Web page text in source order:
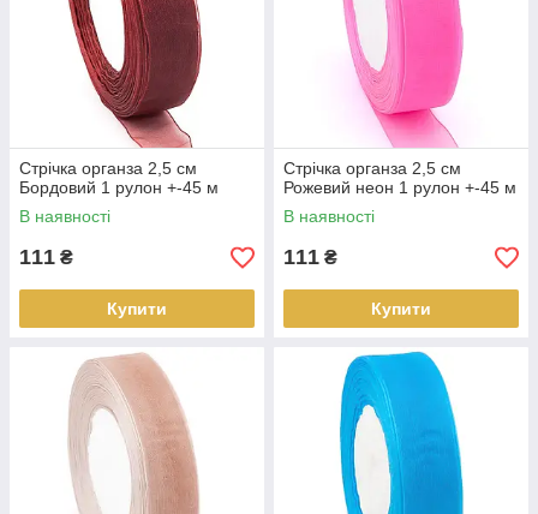
Стрічка органза 2,5 см
Бордовий 1 рулон +-45 м
В наявності
111 ₴
Купити
Стрічка органза 2,5 см
Рожевий неон 1 рулон +-45 м
В наявності
111 ₴
Купити